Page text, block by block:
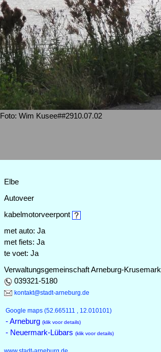
Foto: Wim Kusee##2910.07.02
Elbe
Autoveer
kabelmotorveerpont
met auto: Ja
met fiets: Ja
te voet: Ja
Verwaltungsgemeinschaft Arneburg-Krusemark
039321-5180
kontakt@stadt-arneburg.de
Google maps (52.665111 , 12.010101)
- Arneburg (klik voor details)
- Neuermark-Lübars (klik voor details)